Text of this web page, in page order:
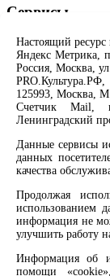
Сервисы
Продлить
Спроси
Спроси
Оцените
Направить
Вконтакте
Max
Rutube
Заметили
клавиши
Настоящий ресурс
Яндекс Метрика,
Россия, Москва,
125993, Москва,
Счетчик Mail,
Ленинградский
Данные сервисы
данных
качества
Продолжая
использованием
информация не
улучшить работу
Информация об
помощи «cookie»,